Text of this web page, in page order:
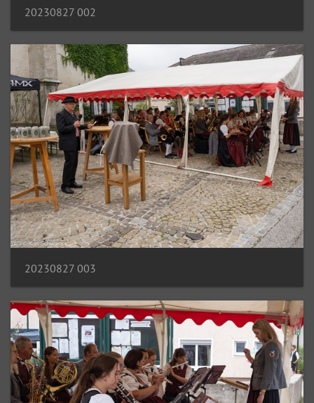
20230827 002
20230827 003